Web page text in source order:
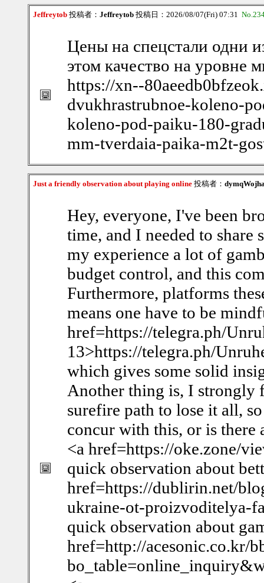
Jeffreytob 投稿者： Jeffreytob 投稿日：2026/08/07(Fri) 07:31
Цены на спецстали одни
этом качество на уровне
https://xn--
dvukhrastrubnoe-koleno-
koleno-pod-paiku-180-
mm-tverdaia-paika-m2t-
Just a friendly observation about playing online 投稿者：
Hey, everyone, I've been
time, and I needed to share
my experience a lot of
budget control, and this
Furthermore, platforms
means one have to be
href=https://telegra.ph/
13>https://telegra.ph/
which gives some solid
Another thing is, I strongly
surefire path to lose it all,
concur with this, or is there
<a href=https://oke.zone/
quick observation about
href=https://dublirin.net/
ukraine-ot-proizvoditelya-
quick observation about
href=http://acesonic.co.kr/